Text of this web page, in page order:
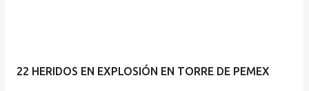
22 HERIDOS EN EXPLOSIÓN EN TORRE DE PEMEX